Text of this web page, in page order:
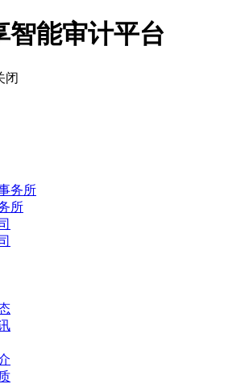
务所
所